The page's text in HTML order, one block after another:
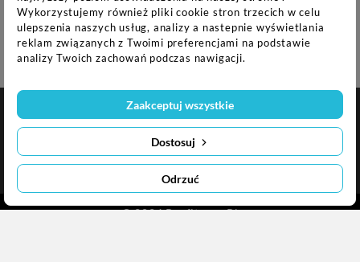
Gwarancja 24 miesiące
NASZA FIRMA 
INFORMACJA O SKLEPIE 
© 2024 Profitness.pl
Wykorzystujemy również pliki cookie stron trzecich w celu
ulepszenia naszych usług, analizy a nastepnie wyświetlania
reklam związanych z Twoimi preferencjami na podstawie
analizy Twoich zachowań podczas nawigacji.
Odrzuć
Dostosuj
Zaakceptuj wszystkie